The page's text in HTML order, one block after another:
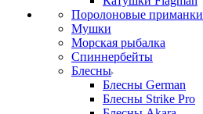
Поролоновые приманки
Мушки
Морская рыбалка
Спиннербейты
Блесны
Блесны German
Блесны Strike Pro